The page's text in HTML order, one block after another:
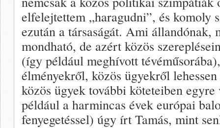
elfelejtettem „haragudni”, és komoly
ezután a társaságát. Ami állandónak,
mondható, de azért közös
(így például meghívott
élményekről, közös ügyekről
közös ügyek további köteteiben
például a harmincas évek európai
fenyegetéssel) úgy írt Tamás, mint